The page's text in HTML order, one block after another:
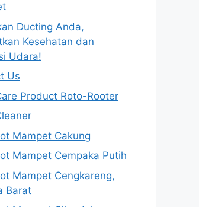
Ducting Anda,
Kesehatan dan
Udara!
Us
Product Roto-Rooter
Mampet Cakung
Mampet Cempaka Putih
Mampet Cengkareng,
Barat